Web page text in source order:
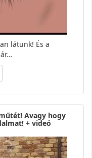
látunk! És a
Avagy hogy
+ videó